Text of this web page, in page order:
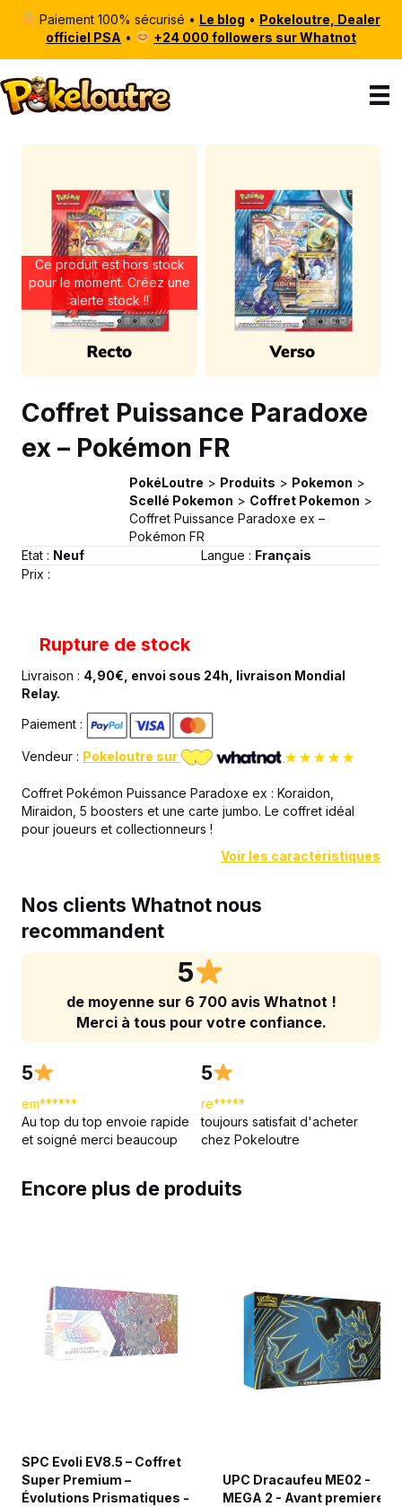
Paiement 100% sécurisé • Le blog • Pokeloutre, Dealer
officiel PSA • +24 000 followers sur Whatnot
Ce produit est hors stock
pour le moment. Créez une
alerte stock !!
Coffret Puissance Paradoxe
ex – Pokémon FR
PokéLoutre > Produits > Pokemon >
Scellé Pokemon > Coffret Pokemon >
Coffret Puissance Paradoxe ex –
Pokémon FR
Etat : Neuf Langue : Français
Prix :
Rupture de stock
Livraison : 4,90€, envoi sous 24h, livraison Mondial
Relay.
Paiement :
Vendeur : Pokeloutre sur
Coffret Pokémon Puissance Paradoxe ex : Koraidon,
Miraidon, 5 boosters et une carte jumbo. Le coffret idéal
pour joueurs et collectionneurs !
Voir les caractéristiques
Nos clients Whatnot nous
recommandent
5
de moyenne sur 6 700 avis Whatnot !
Merci à tous pour votre confiance.
5
em******
Au top du top envoie rapide
et soigné merci beaucoup
5
re*****
toujours satisfait d'acheter
chez Pokeloutre
Encore plus de produits
SPC Evoli EV8.5 – Coffret
Super Premium –
Évolutions Prismatiques -
UPC Dracaufeu ME02 -
MEGA 2 - Avant premiere